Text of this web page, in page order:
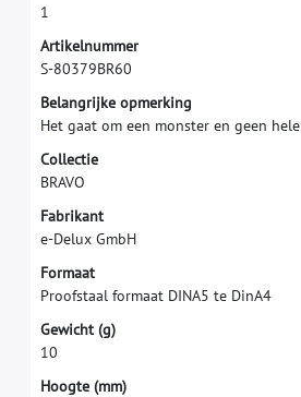
1
Artikelnummer
S-80379BR60
Belangrijke opmerking
Het gaat om een monster en geen hele
Collectie
BRAVO
Fabrikant
e-Delux GmbH
Formaat
Proofstaal formaat DINA5 te DinA4
Gewicht (g)
10
Hoogte (mm)